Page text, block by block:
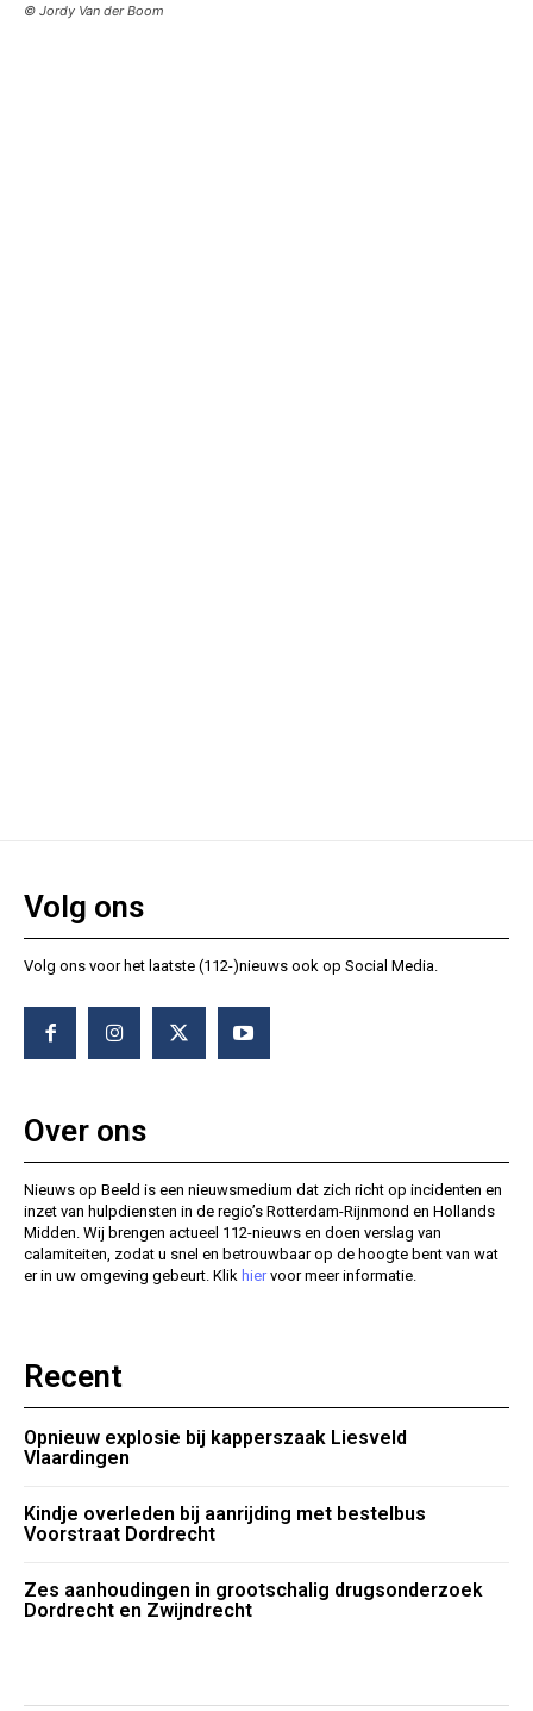
© Jordy Van der Boom
Volg ons
Volg ons voor het laatste (112-)nieuws ook op Social Media.
Over ons
Nieuws op Beeld is een nieuwsmedium dat zich richt op incidenten en
inzet van hulpdiensten in de regio’s Rotterdam-Rijnmond en Hollands
Midden. Wij brengen actueel 112-nieuws en doen verslag van
calamiteiten, zodat u snel en betrouwbaar op de hoogte bent van wat
er in uw omgeving gebeurt. Klik hiervoor meer informatie.
Recent
Opnieuw explosie bij kapperszaak Liesveld
Vlaardingen
Kindje overleden bij aanrijding met bestelbus
Voorstraat Dordrecht
Zes aanhoudingen in grootschalig drugsonderzoek
Dordrecht en Zwijndrecht